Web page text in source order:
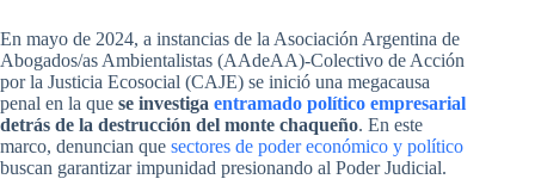
En mayo de 2024, a instancias de la Asociación Argentina de
Abogados/as Ambientalistas (AAdeAA)-Colectivo de Acción
por la Justicia Ecosocial (CAJE) se inició una megacausa
penal en la que se investiga entramado político empresarial
detrás de la destrucción del monte chaqueño. En este
marco, denuncian que sectores de poder económico y político
buscan garantizar impunidad presionando al Poder Judicial.